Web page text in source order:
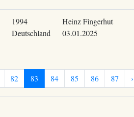
1994
Deutschland
Heinz Fingerhut
03.01.2025
82 83 84 85 86 87 ›